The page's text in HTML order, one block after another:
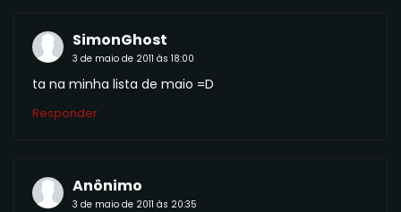
SimonGhost
3 de maio de 2011 às 18:00
ta na minha lista de maio =D
Responder
Anônimo
3 de maio de 2011 às 20:35